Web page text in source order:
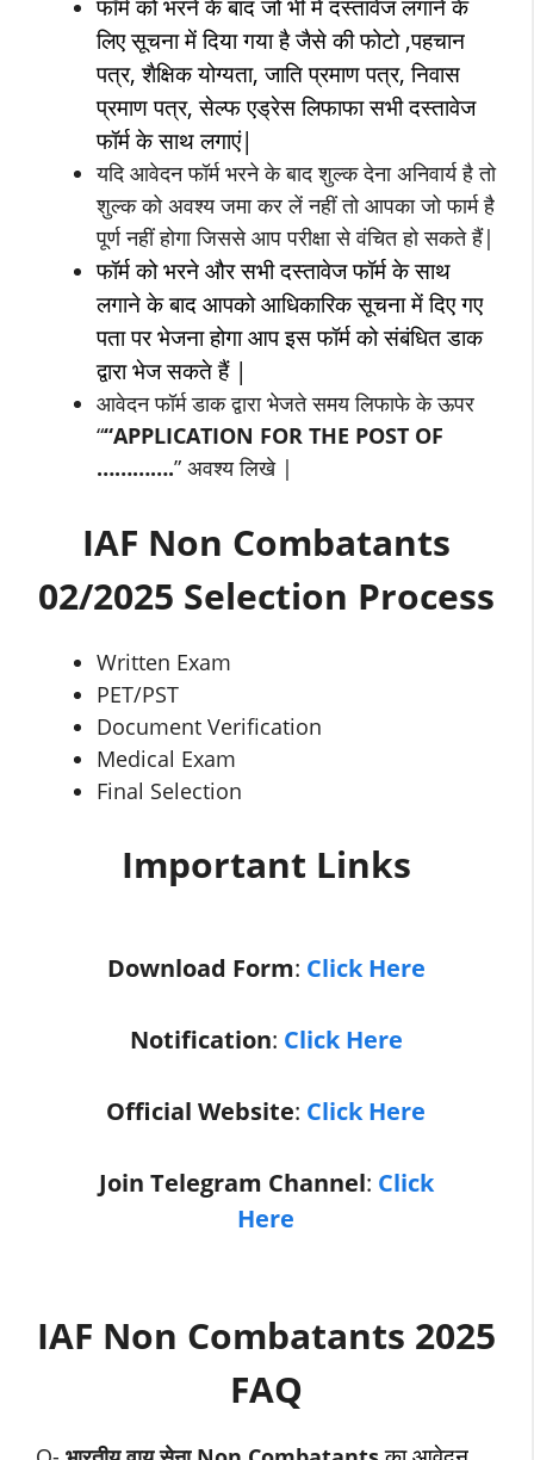
फॉर्म को भरने के बाद जो भी में दस्तावेज लगाने के
लिए सूचना में दिया गया है जैसे की फोटो ,पहचान
पत्र, शैक्षिक योग्यता, जाति प्रमाण पत्र, निवास
प्रमाण पत्र, सेल्फ एड्रेस लिफाफा सभी दस्तावेज
फॉर्म के साथ लगाएं|
यदि आवेदन फॉर्म भरने के बाद शुल्क देना अनिवार्य है तो
शुल्क को अवश्य जमा कर लें नहीं तो आपका जो फार्म है
पूर्ण नहीं होगा जिससे आप परीक्षा से वंचित हो सकते हैं|
फॉर्म को भरने और सभी दस्तावेज फॉर्म के साथ
लगाने के बाद आपको आधिकारिक सूचना में दिए गए
पता पर भेजना होगा आप इस फॉर्म को संबंधित डाक
द्वारा भेज सकते हैं |
आवेदन फॉर्म डाक द्वारा भेजते समय लिफाफे के ऊपर
““APPLICATION FOR THE POST OF
………….” अवश्य लिखे |
IAF Non Combatants
02/2025 Selection Process
Written Exam
PET/PST
Document Verification
Medical Exam
Final Selection
Important Links
Download Form: Click Here
Notification: Click Here
Official Website: Click Here
Join Telegram Channel: Click
Here
IAF Non Combatants 2025
FAQ